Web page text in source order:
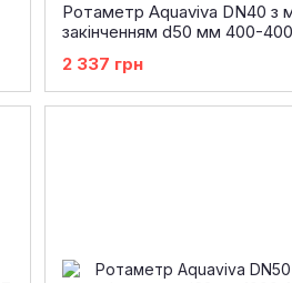
Ротаметр Aquaviva DN40 з
закінченням d50 мм 400-
2 337 грн